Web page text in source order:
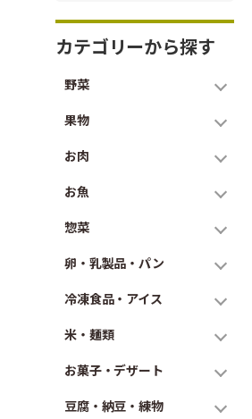
カテゴリーから探す
野菜
果物
お肉
お魚
惣菜
卵・乳製品・パン
冷凍食品・アイス
米・麺類
お菓子・デザート
豆腐・納豆・練物